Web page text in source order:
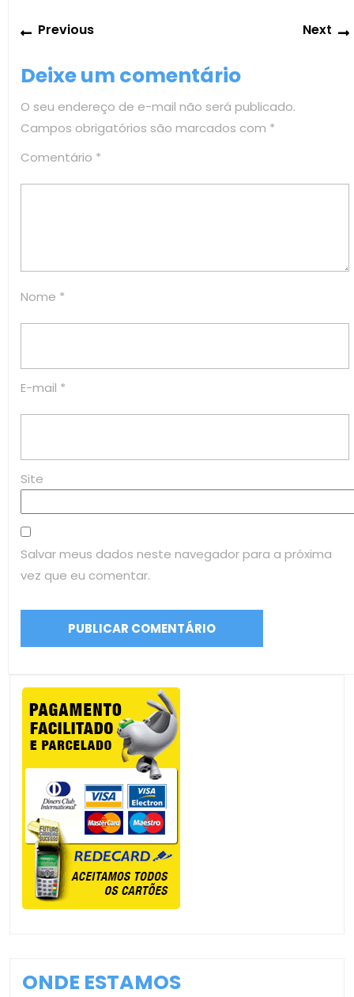
Navegação
de
Post
PreviousPrevious
Next
Deixe um comentário
O seu endereço de e-mail não será publicado.
Campos obrigatórios são marcados com *
Comentário *
Nome *
E-mail *
Site
Salvar meus dados neste navegador para a próxima
vez que eu comentar.
ONDE ESTAMOS